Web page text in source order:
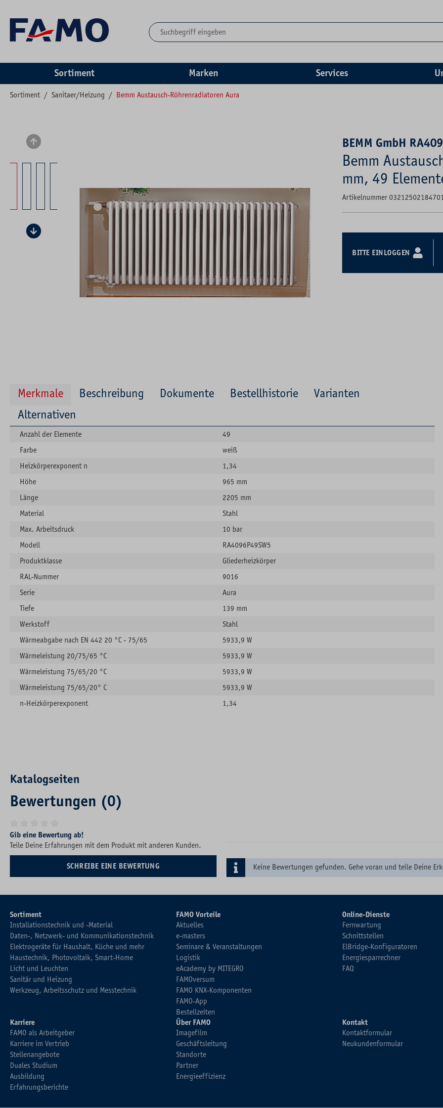
Sortiment Marken Services
Sortiment / Sanitaer/Heizung / Bemm Austausch-Röhrenradiatoren Aura
Bildergalerie überspringen BEMM GmbH
Bemm
mm, 49
Artikelnummer
BITTE EINLOGGEN
Merkmale Beschreibung Dokumente Bestellhistorie
Varianten
Alternativen
Anzahl der Elemente
49
Farbe
weiß
Heizkörperexponent n
1,34
Höhe
965 mm
Länge
2205 mm
Material
Stahl
Max. Arbeitsdruck
10 bar
Modell
RA4096P49SW5
Produktklasse
Gliederheizkörper
RAL-Nummer
9016
Serie
Aura
Tiefe
139 mm
Werkstoff
Stahl
Wärmeabgabe nach EN 442 20 °C - 75/65
5933,9 W
Wärmeleistung 20/75/65 °C
5933,9 W
Wärmeleistung 75/65/20 °C
5933,9 W
Wärmeleistung 75/65/20° C
5933,9 W
n-Heizkörperexponent
1,34
Katalogseiten
Bewertungen (0)
Durchschnittliche Bewertung von 0 von 5 Sternen
Gib eine Bewertung ab!
Teile Deine Erfahrungen mit dem Produkt mit anderen Kunden.
SCHREIBE EINE BEWERTUNG Keine Bewertungen gefunden. Gehe voran und teile Deine
Sortiment
Installationstechnik und -Material
Daten-, Netzwerk- und Kommunikationstechnik
Elektrogeräte für Haushalt, Küche und mehr
Haustechnik, Photovoltaik, Smart-Home
Licht und Leuchten
Sanitär und Heizung
Werkzeug, Arbeitsschutz und Messtechnik
FAMO Vorteile
Aktuelles
e-masters
Seminare & Veranstaltungen
Logistik
eAcademy by MITEGRO
FAMOversum
FAMO KNX-Komponenten
FAMO-App
Bestellzeiten
Online-Dienste
Fernwartung
Schnittstellen
ElBridge-Konfiguratoren
Energiesparrechner
FAQ
Karriere
FAMO als Arbeitgeber
Karriere im Vertrieb
Stellenangebote
Duales Studium
Ausbildung
Erfahrungsberichte
Über FAMO
Imagefilm
Geschäftsleitung
Standorte
Partner
Energieeffizienz
Kontakt
Kontaktformular
Neukundenformular